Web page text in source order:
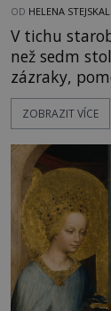
OD HELENA
V tichu
než sedm
zázraky,
bouřích. Pak
se mění v
Mikuláše a
Je to
promyšlená
ZOBRAZIT VÍCE